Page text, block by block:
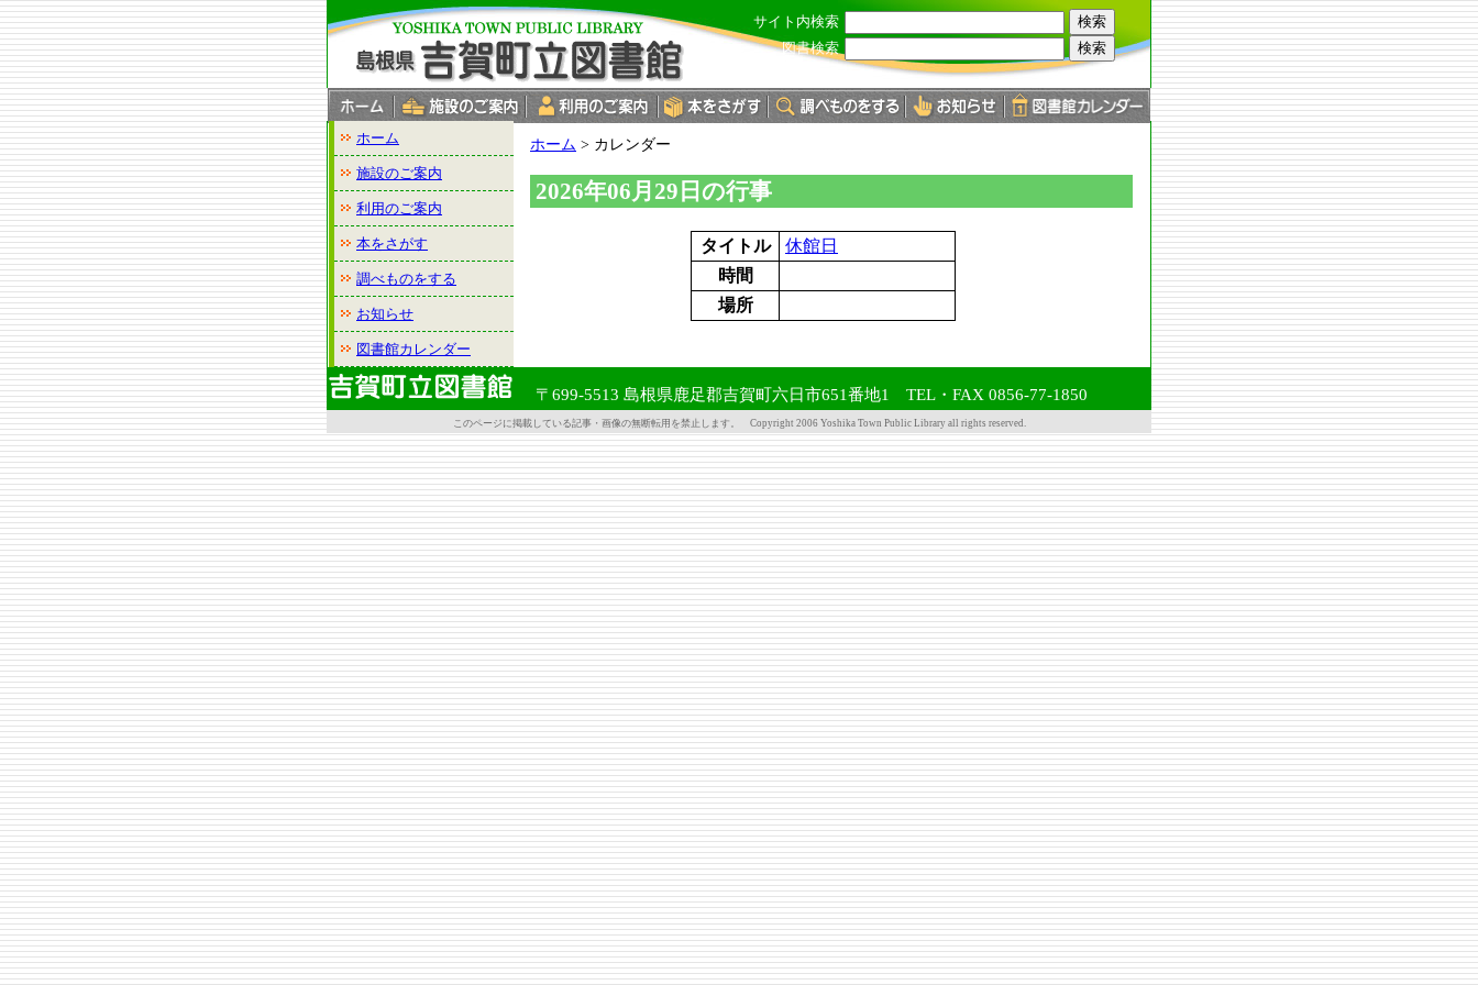
このページの本文へ
サイト内検索
図書検索
ホーム
施設のご案内
利用のご案内
本をさがす
調べものをする
お知らせ
図書館カレンダー
現
の
位
置：
ホーム > カレンダー
2026年06月29日の行事
タイトル
休館日
時間
場所
〒699-5513 島根県鹿足郡吉賀町六日市651番地1 TEL・FAX 0856-77-1850
このページに掲載している記事・画像の無断転用を禁止します。 Copyright 2006 Yoshika Town Public Library all rights reserved.